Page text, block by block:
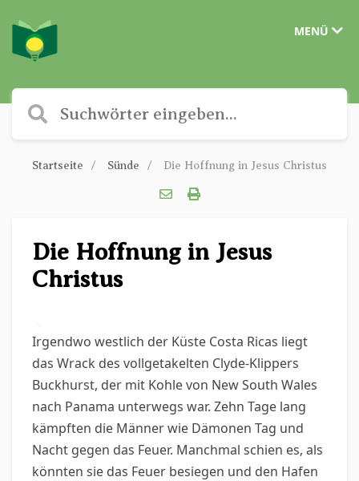
MENÜ
Startseite Sünde Die Hoffnung in Jesus Christus
Die Hoffnung in Jesus
Christus
Irgendwo westlich der Küste Costa Ricas liegt
das Wrack des vollgetakelten Clyde-Klippers
Buckhurst, der mit Kohle von New South Wales
nach Panama unterwegs war. Zehn Tage lang
kämpften die Männer wie Dämonen Tag und
Nacht gegen das Feuer. Manchmal schien es, als
könnten sie das Feuer besiegen und den Hafen